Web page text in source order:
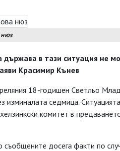
държава в тази ситуация не
Красимир Кънев
18-годишен Светльо
изминалата седмица.
комитет в
съобщените досега факти по